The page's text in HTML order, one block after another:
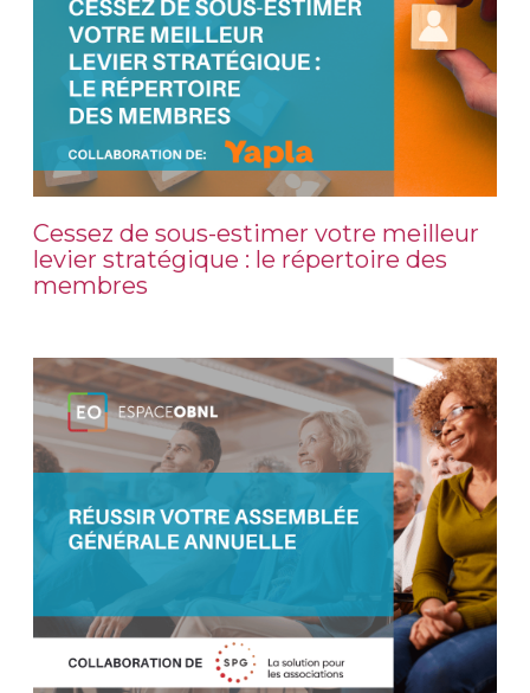
Cessez de sous-estimer votre meilleur
levier stratégique : le répertoire des
membres